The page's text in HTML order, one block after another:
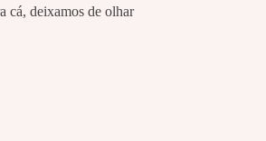
cá, deixamos de olhar